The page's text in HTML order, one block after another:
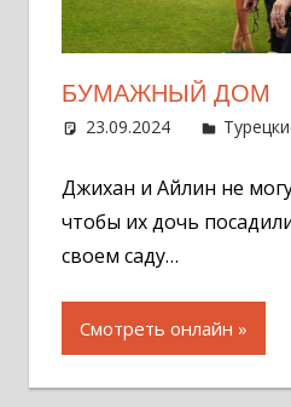
БУМАЖНЫЙ ДОМ
23.09.2024
Джихан и Айлин не
чтобы их дочь
своем саду…
Смотреть онлайн